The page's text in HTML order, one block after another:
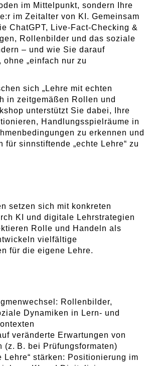
im Mittelpunkt, sondern Ihre
im Zeitalter von KI. Gemeinsam
ChatGPT, Live-Fact-Checking &
Rollenbilder und das soziale
– und wie Sie darauf
„einfach nur zu
sich „Lehre mit echten
in zeitgemäßen Rollen und
unterstützt Sie dabei, Ihre
Handlungsspielräume in
zu erkennen und
für sinnstiftende „echte Lehre“ zu
setzen sich mit konkreten
KI und digitale Lehrstrategien
Rolle und Handeln als
vielfältige
für die eigene Lehre.
Rollenbilder,
Dynamiken in Lern- und
veränderte Erwartungen von
(z. B. bei Prüfungsformaten)
Lehre“ stärken: Positionierung im